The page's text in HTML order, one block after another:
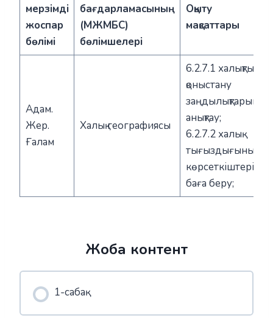
мерзімді
жоспар
бөлімі
бағдарламасының
(МЖМБС)
бөлімшелері
Оқыту
мақсаттары
Адам.
Жер.
Ғалам
Халық географиясы
6.2.7.1 халықтың
қоныстану
заңдылықтарын
анықтау;
6.2.7.2 халық
тығыздығының
көрсеткіштеріне
баға беру;
Жоба контент
1-сабақ